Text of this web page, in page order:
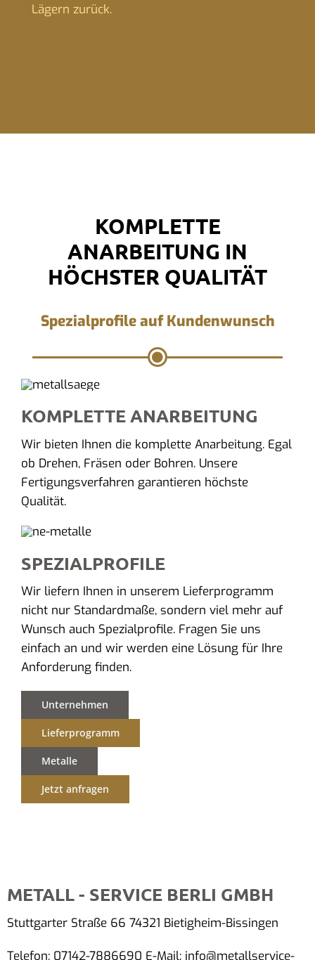
Lägern zurück.
KOMPLETTE
ANARBEITUNG IN
HÖCHSTER QUALITÄT
Spezialprofile auf Kundenwunsch
KOMPLETTE ANARBEITUNG
Wir bieten Ihnen die komplette Anarbeitung. Egal
ob Drehen, Fräsen oder Bohren. Unsere
Fertigungsverfahren garantieren höchste
Qualität.
SPEZIALPROFILE
Wir liefern Ihnen in unserem Lieferprogramm
nicht nur Standardmaße, sondern viel mehr auf
Wunsch auch Spezialprofile. Fragen Sie uns
einfach an und wir werden eine Lösung für Ihre
Anforderung finden.
Unternehmen
Lieferprogramm
Metalle
Jetzt anfragen
METALL - SERVICE BERLI GMBH
Stuttgarter Straße 66 74321 Bietigheim-Bissingen
Telefon: 07142-7886690 E-Mail: info@metallservice-